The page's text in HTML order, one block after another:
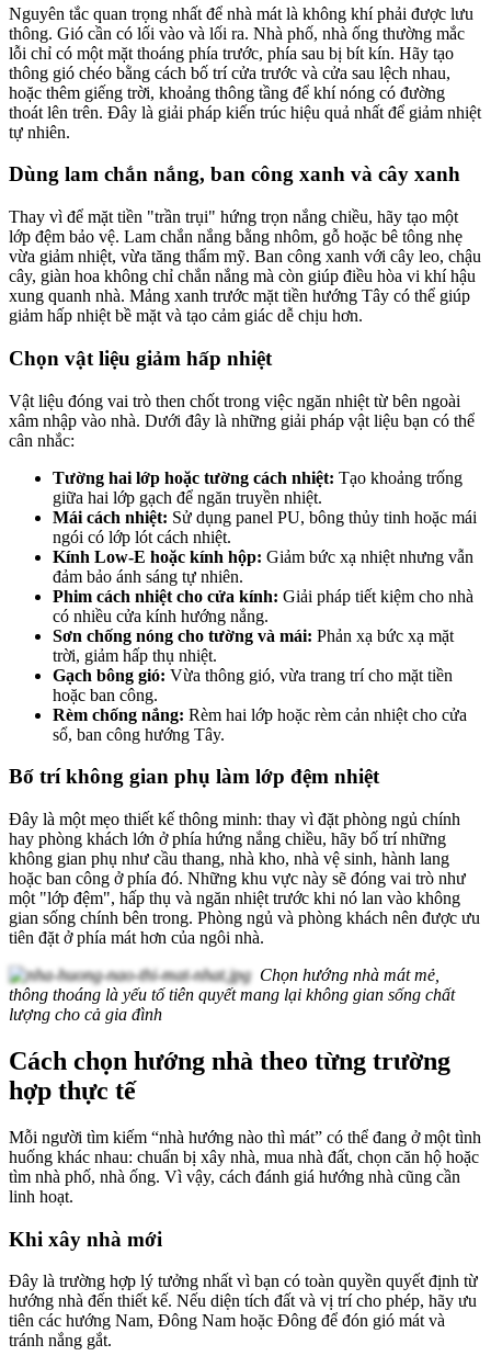
Nguyên tắc quan trọng nhất để nhà mát là không khí phải được lưu
thông. Gió cần có lối vào và lối ra. Nhà phố, nhà ống thường mắc
lỗi chỉ có một mặt thoáng phía trước, phía sau bị bít kín. Hãy tạo
thông gió chéo bằng cách bố trí cửa trước và cửa sau lệch nhau,
hoặc thêm giếng trời, khoảng thông tầng để khí nóng có đường
thoát lên trên. Đây là giải pháp kiến trúc hiệu quả nhất để giảm nhiệt
tự nhiên.
Dùng lam chắn nắng, ban công xanh và cây xanh
Thay vì để mặt tiền "trần trụi" hứng trọn nắng chiều, hãy tạo một
lớp đệm bảo vệ. Lam chắn nắng bằng nhôm, gỗ hoặc bê tông nhẹ
vừa giảm nhiệt, vừa tăng thẩm mỹ. Ban công xanh với cây leo, chậu
cây, giàn hoa không chỉ chắn nắng mà còn giúp điều hòa vi khí hậu
xung quanh nhà. Mảng xanh trước mặt tiền hướng Tây có thể giúp
giảm hấp nhiệt bề mặt và tạo cảm giác dễ chịu hơn.
Chọn vật liệu giảm hấp nhiệt
Vật liệu đóng vai trò then chốt trong việc ngăn nhiệt từ bên ngoài
xâm nhập vào nhà. Dưới đây là những giải pháp vật liệu bạn có thể
cân nhắc:
Tường hai lớp hoặc tường cách nhiệt: Tạo khoảng trống
giữa hai lớp gạch để ngăn truyền nhiệt.
Mái cách nhiệt: Sử dụng panel PU, bông thủy tinh hoặc mái
ngói có lớp lót cách nhiệt.
Kính Low-E hoặc kính hộp: Giảm bức xạ nhiệt nhưng vẫn
đảm bảo ánh sáng tự nhiên.
Phim cách nhiệt cho cửa kính: Giải pháp tiết kiệm cho nhà
có nhiều cửa kính hướng nắng.
Sơn chống nóng cho tường và mái: Phản xạ bức xạ mặt
trời, giảm hấp thụ nhiệt.
Gạch bông gió: Vừa thông gió, vừa trang trí cho mặt tiền
hoặc ban công.
Rèm chống nắng: Rèm hai lớp hoặc rèm cản nhiệt cho cửa
sổ, ban công hướng Tây.
Bố trí không gian phụ làm lớp đệm nhiệt
Đây là một mẹo thiết kế thông minh: thay vì đặt phòng ngủ chính
hay phòng khách lớn ở phía hứng nắng chiều, hãy bố trí những
không gian phụ như cầu thang, nhà kho, nhà vệ sinh, hành lang
hoặc ban công ở phía đó. Những khu vực này sẽ đóng vai trò như
một "lớp đệm", hấp thụ và ngăn nhiệt trước khi nó lan vào không
gian sống chính bên trong. Phòng ngủ và phòng khách nên được ưu
tiên đặt ở phía mát hơn của ngôi nhà.
Chọn hướng nhà mát mẻ,
thông thoáng là yếu tố tiên quyết mang lại không gian sống chất
lượng cho cả gia đình
Cách chọn hướng nhà theo từng trường
hợp thực tế
Mỗi người tìm kiếm “nhà hướng nào thì mát” có thể đang ở một tình
huống khác nhau: chuẩn bị xây nhà, mua nhà đất, chọn căn hộ hoặc
tìm nhà phố, nhà ống. Vì vậy, cách đánh giá hướng nhà cũng cần
linh hoạt.
Khi xây nhà mới
Đây là trường hợp lý tưởng nhất vì bạn có toàn quyền quyết định từ
hướng nhà đến thiết kế. Nếu diện tích đất và vị trí cho phép, hãy ưu
tiên các hướng Nam, Đông Nam hoặc Đông để đón gió mát và
tránh nắng gắt.